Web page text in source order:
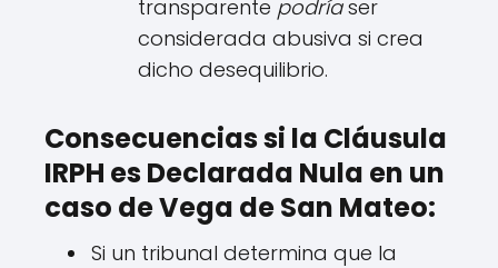
transparente podríaser
considerada abusiva si crea
dicho desequilibrio.
Consecuencias si la Cláusula
IRPH es Declarada Nula en un
caso de Vega de San Mateo:
Si un tribunal determina que la